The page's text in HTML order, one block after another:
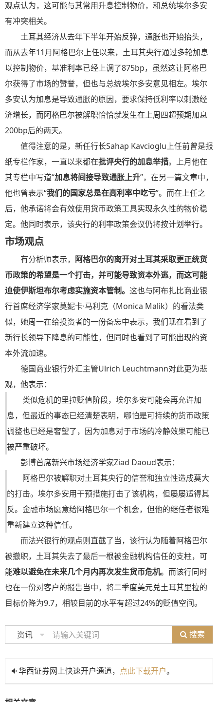
观点认为，这可能与其常用升息控制物价，和总统埃尔多安
有冲突相关。
土耳其经济从去年下半年开始反弹，通胀也开始抬头，
而从去年11月阿格巴尔上任以来，土耳其央行通过多轮加息
以控制物价，基准利率已经上调了875bp，虽然这让阿格巴
尔获得了市场的赞誉，但也与总统埃尔多安意见相左。埃尔
多安认为加息是导致通胀的原因，要求保持低利率以刺激经
济增长，而阿格巴尔被解职恰恰就发生在上周四超预期加息
200bp后的两天。
值得注意的是，新任行长Sahap Kavcioglu上任前曾是报
纸专栏作家，一直以来都在批评央行的加息举措。上月他在
其专栏中写道“加息将间接导致通胀上升”，在另一篇文章中，
他也曾表示“我们的国家总是在高利率中吃亏”。而在上任之
后，他承诺将会有效使用货币政策工具实现永久性的物价稳
定。他同时表示，该央行的利率政策会议仍将按计划举行。
市场观点
有分析师表示， 阿格巴尔的离开对土耳其采取更正统货
币政策的希望是一个打击，并可能导致资本外逃，而这可能
迫使伊斯坦布尔考虑实施资本管制。 这也与阿布扎比商业银
行首席经济学家莫妮卡·马利克（Monica Malik）的看法类
似，她周一在给投资者的一份备忘中表示，我们现在看到了
新行长领导下降息的可能性，但同时也看到了可能出现的资
本外流加速。
德国商业银行外汇主管Ulrich Leuchtmann对此更为悲
观，他表示：
类似危机的里拉贬值阶段，埃尔多安可能会再允许加
息，但最近的事态已经清楚表明，哪怕是可持续的货币政策
调整也已经是奢望了，因为加息对于市场的冷静效果可能已
被严重破坏。
彭博首席新兴市场经济学家Ziad Daoud表示：
阿格巴尔被解职对土耳其央行的信誉和独立性造成莫大
的打击。埃尔多安用干预措施打击了该机构，但屡屡适得其
反。金融市场愿意给阿格巴尔一个机会，但他的继任者很难
重新建立这种信任。
而法兴银行的观点则直截了当，该行认为随着阿格巴尔
被撤职，土耳其失去了最后一根被金融机构信任的支柱，可
能难以避免在未来几个月内再次发生货币危机。而该行同时
也在一份对客户的报告当中，将二季度美元兑土耳其里拉的
目标价降为9.7，相较目前的水平有超过24%的贬值空间。
资讯 搜索
华西证券网上快速开户通道， 点此下载开户。